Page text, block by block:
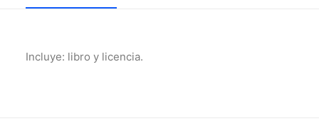
Incluye: libro y licencia.